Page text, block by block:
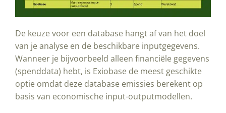
De keuze voor een database hangt af van het doel
van je analyse en de beschikbare inputgegevens.
Wanneer je bijvoorbeeld alleen financiële gegevens
(spenddata) hebt, is Exiobase de meest geschikte
optie omdat deze database emissies berekent op
basis van economische input-outputmodellen.